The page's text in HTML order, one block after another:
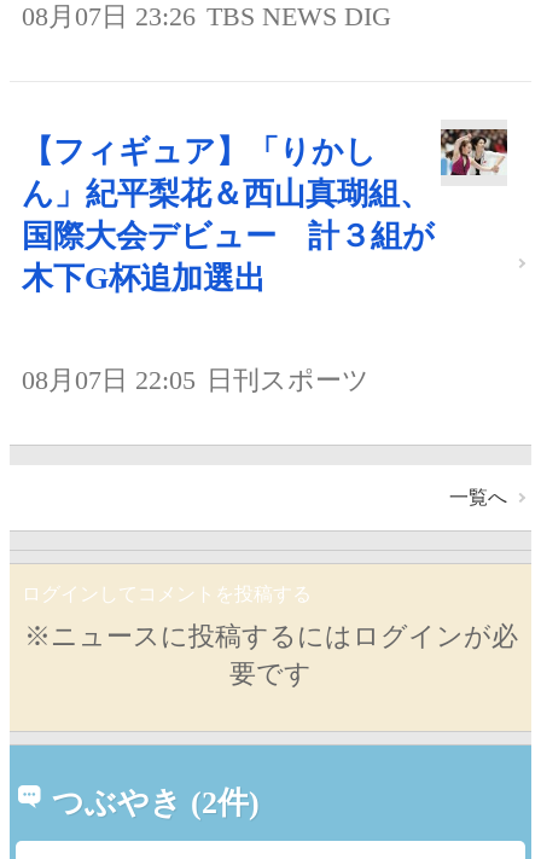
08月07日 23:26 TBS NEWS DIG
【フィギュア】「りかし
ん」紀平梨花＆西山真瑚組、
国際大会デビュー 計３組が
木下G杯追加選出
08月07日 22:05 日刊スポーツ
一覧へ
ログインしてコメントを投稿する
※ニュースに投稿するにはログインが必
要です
つぶやき (2件)